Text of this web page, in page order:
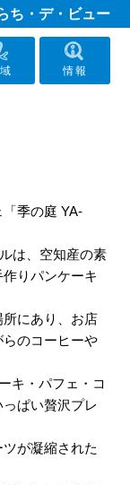
ち・デ・ビュー
情報
季の庭 YA-
は、空知産の素
りパンケーキ
にあり、お店
のコーヒーや
キ・パフェ・コ
ぱい贅沢プレ
が凝縮された